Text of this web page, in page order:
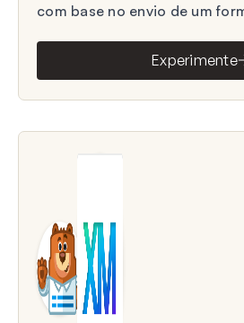
com base no envio de um
Experimente